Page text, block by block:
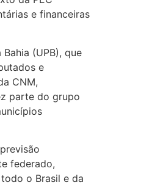
e financeiras
(UPB), que
e
CNM,
parte do grupo
federado,
o Brasil e da